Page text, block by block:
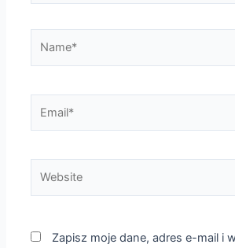
Zapisz moje dane, adres e-mail i